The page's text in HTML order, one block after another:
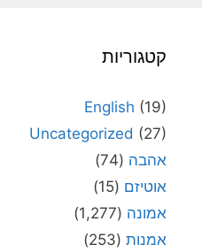
קטגוריות
English (19)
Uncategorized (27)
אהבה (74)
אוטיזם (15)
אמונה (1,277)
אמנות (253)